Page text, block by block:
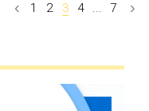
1 2 3 4 ... 7